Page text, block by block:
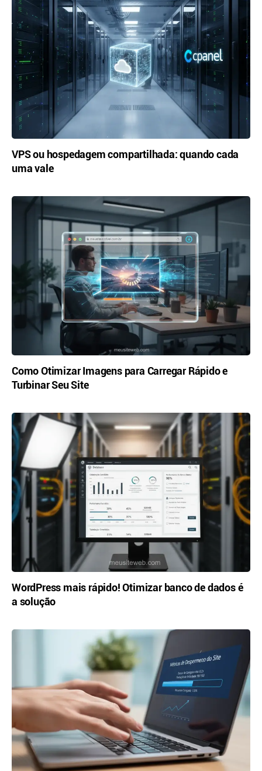
VPS ou hospedagem compartilhada: quando cada
uma vale
Como Otimizar Imagens para Carregar Rápido e
Turbinar Seu Site
WordPress mais rápido! Otimizar banco de dados é
a solução